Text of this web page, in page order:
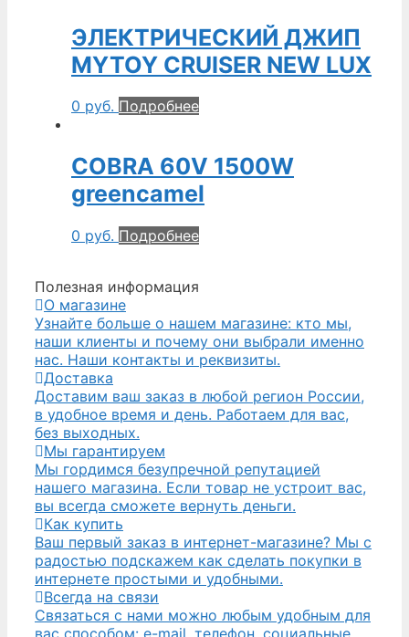
ЭЛЕКТРИЧЕСКИЙ ДЖИП
MYTOY CRUISER NEW LUX
0 руб. Подробнее
COBRA 60V 1500W
greencamel
0 руб. Подробнее
Полезная информация
О магазине
Узнайте больше о нашем магазине: кто мы,
наши клиенты и почему они выбрали именно
нас. Наши контакты и реквизиты.
Доставка
Доставим ваш заказ в любой регион России,
в удобное время и день. Работаем для вас,
без выходных.
Мы гарантируем
Мы гордимся безупречной репутацией
нашего магазина. Если товар не устроит вас,
вы всегда сможете вернуть деньги.
Как купить
Ваш первый заказ в интернет-магазине? Мы с
радостью подскажем как сделать покупки в
интернете простыми и удобными.
Всегда на связи
Связаться с нами можно любым удобным для
вас способом: e-mail, телефон, социальные